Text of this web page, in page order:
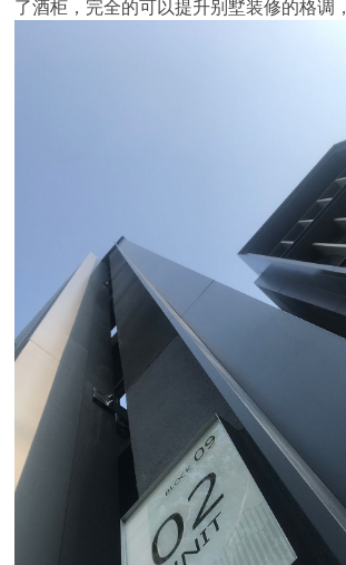
了酒柜，完全的可以提升别墅装修的格调，